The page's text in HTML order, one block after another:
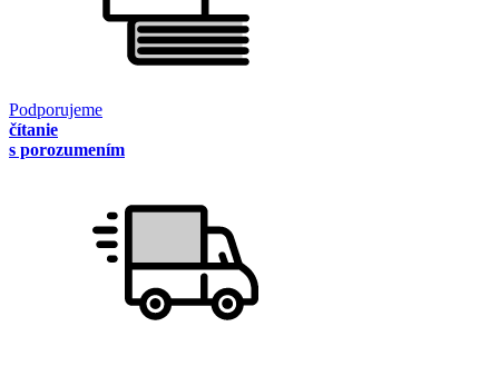
Podporujeme
čítanie
s porozumením